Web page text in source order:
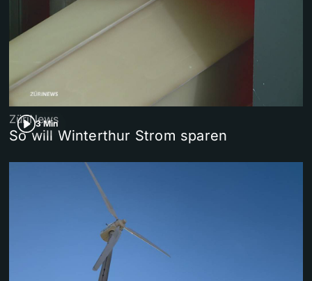
3 Min
ZüriNews
So will Winterthur Strom sparen